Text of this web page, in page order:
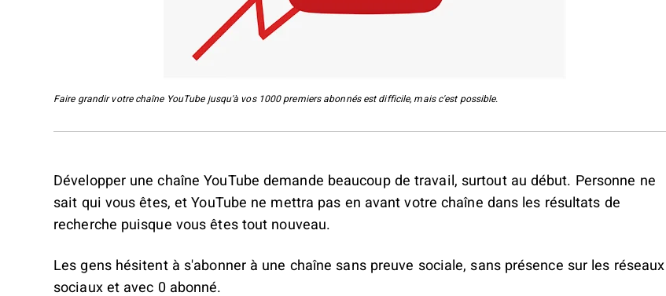
Faire grandir votre chaîne YouTube jusqu'à vos 1000 premiers abonnés est difficile, mais c'est possible.
Développer une chaîne YouTube demande beaucoup de travail, surtout au début. Personne ne
sait qui vous êtes, et YouTube ne mettra pas en avant votre chaîne dans les résultats de
recherche puisque vous êtes tout nouveau.
Les gens hésitent à s'abonner à une chaîne sans preuve sociale, sans présence sur les réseaux
sociaux et avec 0 abonné.